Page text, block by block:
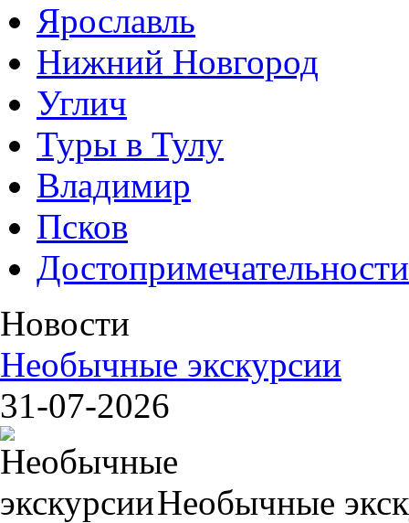
Ярославль
Нижний Новгород
Углич
Туры в Тулу
Владимир
Псков
Достопримечательности
Новости
Необычные экскурсии
31-07-2026
Необычные